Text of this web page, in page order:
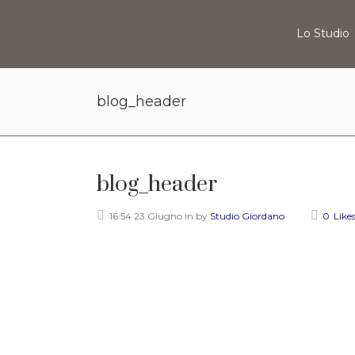
Lo Studio
blog_header
blog_header
16:54 23 Giugno in by Studio Giordano 0 Likes